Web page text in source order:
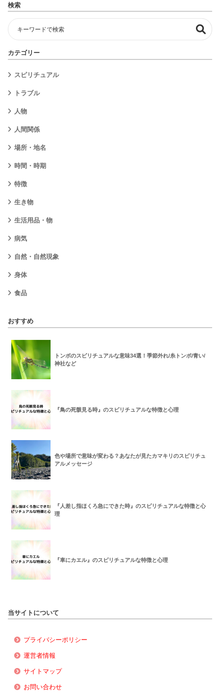
検索
カテゴリー
スピリチュアル
トラブル
人物
人間関係
場所・地名
時間・時期
特徴
生き物
生活用品・物
病気
自然・自然現象
身体
食品
おすすめ
トンボのスピリチュアルな意味34選！季節外れ/糸トンボ/青い/
神社など
『鳥の死骸見る時』のスピリチュアルな特徴と心理
色や場所で意味が変わる？あなたが見たカマキリのスピリチュ
アルメッセージ
『人差し指ほくろ急にできた時』のスピリチュアルな特徴と心
理
『車にカエル』のスピリチュアルな特徴と心理
当サイトについて
プライバシーポリシー
運営者情報
サイトマップ
お問い合わせ